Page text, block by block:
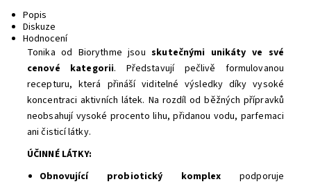
Popis
Diskuze
Hodnocení
Tonika od Biorythme jsouskutečnými unikáty ve své
cenové kategorii. Představují pečlivě formulovanou
recepturu, která přináší viditelné výsledky díky vysoké
koncentraci aktivních látek. Na rozdíl od běžných přípravků
neobsahují vysoké procento lihu, přidanou vodu, parfemaci
ani čisticí látky.
ÚČINNÉ LÁTKY:
Obnovující probiotický komplex podporuje